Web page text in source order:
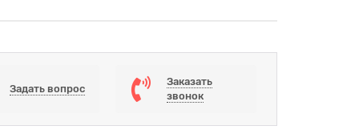
Задать вопрос
Заказать
звонок